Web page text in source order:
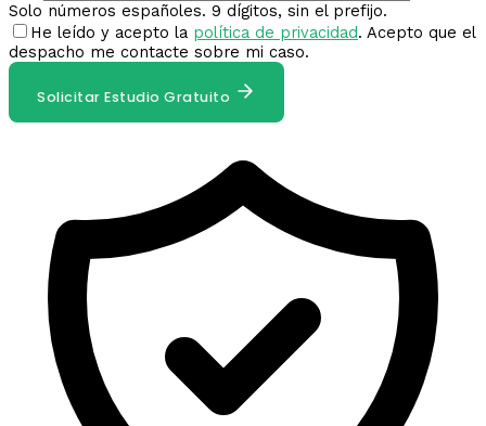
Solo números españoles. 9 dígitos, sin el prefijo.
He leído y acepto la política de privacidad. Acepto que el
despacho me contacte sobre mi caso.
Solicitar Estudio Gratuito